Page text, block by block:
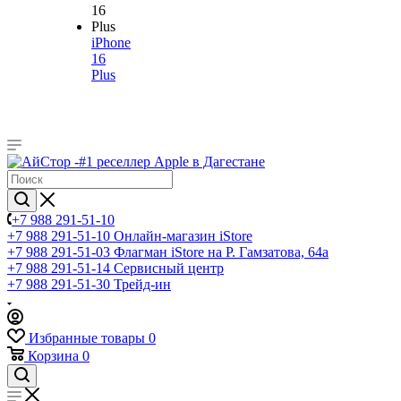
iPhone
16
Plus
+7 988 291-51-10
+7 988 291-51-10 Онлайн-магазин iStore
+7 988 291-51-03 Флагман iStore на Р. Гамзатова, 64а
+7 988 291-51-14 Сервисный центр
+7 988 291-51-30 Трейд-ин
Избранные товары 0
Корзина 0